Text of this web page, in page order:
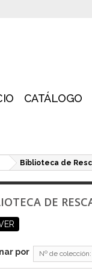
CATÁLOGO
Biblioteca de
DE
por